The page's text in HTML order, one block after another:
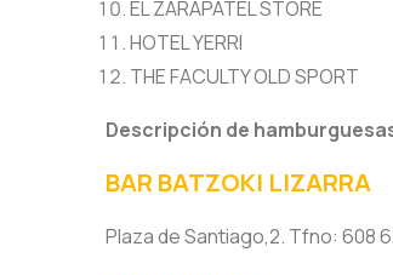
EL ZARAPATEL STORE
HOTEL YERRI
THE FACULTY OLD SPORT
Descripción de
BAR BATZOKI LIZARRA
Plaza de Santiago,2. Tfno: 608